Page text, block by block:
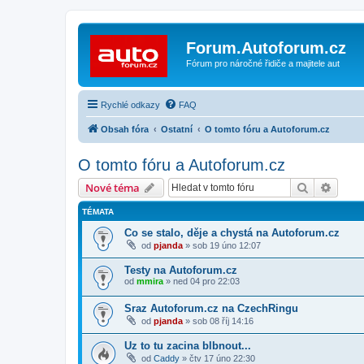
Forum.Autoforum.cz
Fórum pro náročné řidiče a majitele aut
Rychlé odkazy FAQ
Obsah fóra Ostatní O tomto fóru a Autoforum.cz
O tomto fóru a Autoforum.cz
Nové téma Hledat
TÉMATA
Co se stalo, děje a chystá na Autoforum.cz
od pjanda » sob 19 úno 12:07
Testy na Autoforum.cz
od mmira » ned 04 pro 22:03
Sraz Autoforum.cz na CzechRingu
od pjanda » sob 08 říj 14:16
Uz to tu zacina blbnout...
od Caddy » čtv 17 úno 22:30